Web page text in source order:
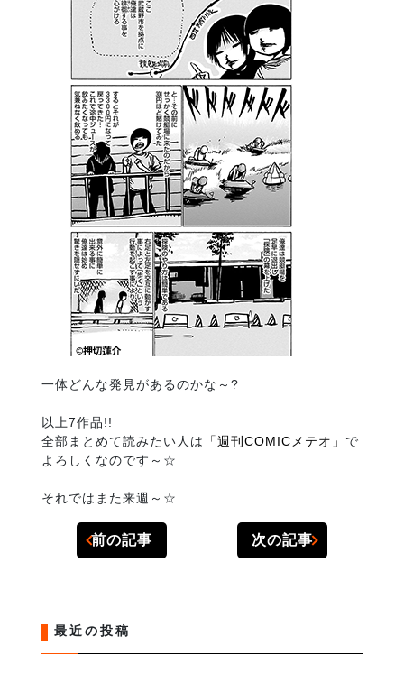
一体どんな発見があるのかな～?
以上7作品!!
全部まとめて読みたい人は
「週刊COMICメテオ」 で
よろしくなのです～☆
それではまた来週～☆
前の記事 次の記事
最近の投稿